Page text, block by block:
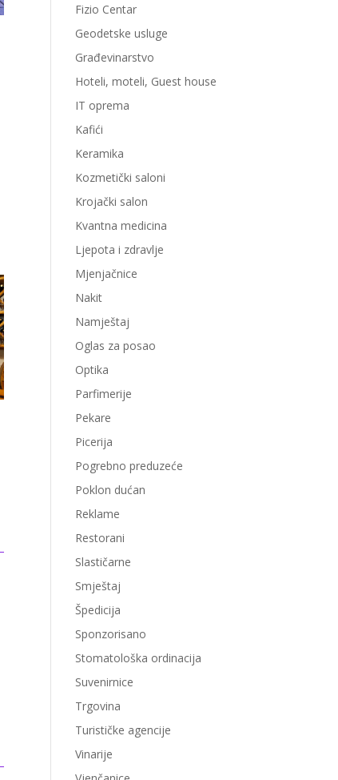
Fizio Centar
Geodetske usluge
Građevinarstvo
Hoteli, moteli, Guest house
IT oprema
Kafići
Keramika
Kozmetički saloni
Krojački salon
Kvantna medicina
Ljepota i zdravlje
Mjenjačnice
Nakit
Namještaj
Oglas za posao
Optika
Parfimerije
Pekare
Picerija
Pogrebno preduzeće
Poklon dućan
Reklame
Restorani
Slastičarne
Smještaj
Špedicija
Sponzorisano
Stomatološka ordinacija
Suvenirnice
Trgovina
Turističke agencije
Vinarije